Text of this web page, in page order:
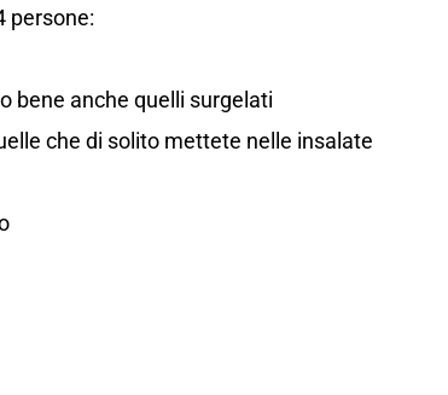
persone:
bene anche quelli surgelati
che di solito mettete nelle insalate